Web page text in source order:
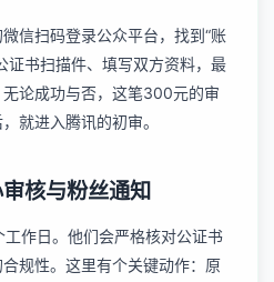
信扫码登录公众平台，找到“账
证书扫描件、填写双方资料，最
论成功与否，这笔300元的审
就进入腾讯的初审。
核与粉丝通知
作日。他们会严格核对公证书
规性。这里有个关键动作：原